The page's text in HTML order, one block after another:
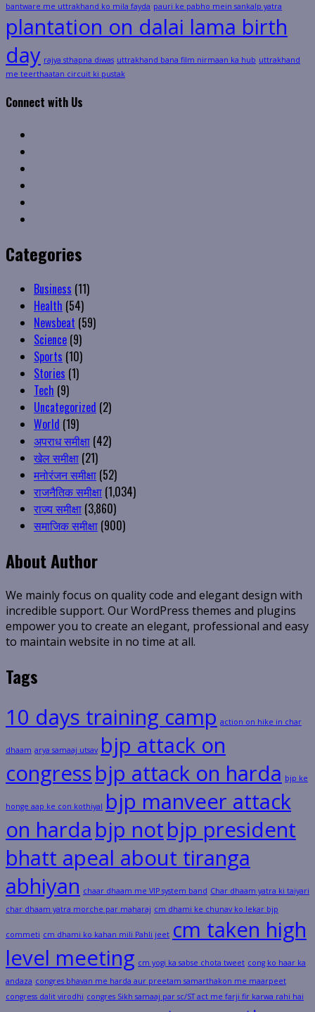
bantware me uttrakhand ko mila fayda pauri ke pabho mein sankalp yatra
plantation on dalai lama birth
day rajya sthapna diwas uttrakhand bana film nirmaan ka hub uttrakhand
me teerthaatan circuit ki pustak
Connect with Us
Categories
Business (11)
Health (54)
Newsbeat (59)
Science (9)
Sports (10)
Stories (1)
Tech (9)
Uncategorized (2)
World (19)
अपराध समीक्षा (42)
खेल समीक्षा (21)
मनोरंजन समीक्षा (52)
राजनैतिक समीक्षा (1,034)
राज्य समीक्षा (3,860)
समाजिक समीक्षा (900)
About Author
We mainly focus on quality code and elegant design with
incredible support. Our WordPress themes and plugins
empower you to create an elegant, professional and easy
to maintain website in no time at all.
Tags
10 days training camp action on hike in char
dhaam arya samaaj utsav bjp attack on
congressbjp attack on harda bjp ke
honge aap ke con kothiyal bjp manveer attack
on harda bjp notbjp president
bhatt apeal about tiranga
abhiyan chaar dhaam me VIP system band Char dhaam yatra ki taiyari
char dhaam yatra morche par maharaj cm dhami ke chunav ko lekar bjp
commeti cm dhami ko kahan mili Pahli jeet cm taken high
level meeting cm yogi ka sabse chota tweet cong ko haar ka
andaza congres bhavan me harda aur preetam samarthakon me maarpeet
congress dalit virodhi congres Sikh samaaj par sc/ST act me farji fir karwa rahi hai